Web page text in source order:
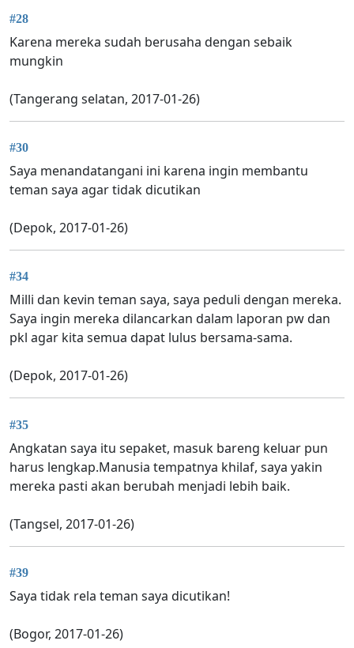
#28
Karena mereka sudah berusaha dengan sebaik
mungkin
(Tangerang selatan, 2017-01-26)
#30
Saya menandatangani ini karena ingin membantu
teman saya agar tidak dicutikan
(Depok, 2017-01-26)
#34
Milli dan kevin teman saya, saya peduli dengan mereka.
Saya ingin mereka dilancarkan dalam laporan pw dan
pkl agar kita semua dapat lulus bersama-sama.
(Depok, 2017-01-26)
#35
Angkatan saya itu sepaket, masuk bareng keluar pun
harus lengkap.Manusia tempatnya khilaf, saya yakin
mereka pasti akan berubah menjadi lebih baik.
(Tangsel, 2017-01-26)
#39
Saya tidak rela teman saya dicutikan!
(Bogor, 2017-01-26)